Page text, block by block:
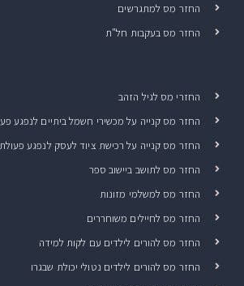
החזר מס למתגרשים
החזר מס בעקבות חל"ת
החזרי מס לגיל הזהב
החזר מס קנייה על מכשירי חשמל ביתיים לנפגע
החזר מס קנייה על רכישת ציוד לעסק לנפגע
החזר מס לתושב ביישוב ספר
החזר מס למשלמי מזונות
החזר מס לחיילים משוחררים
החזר מס להורים לילדים עם לקות למידה
החזר מס להורים לילדים נטולי יכולת שבגרו